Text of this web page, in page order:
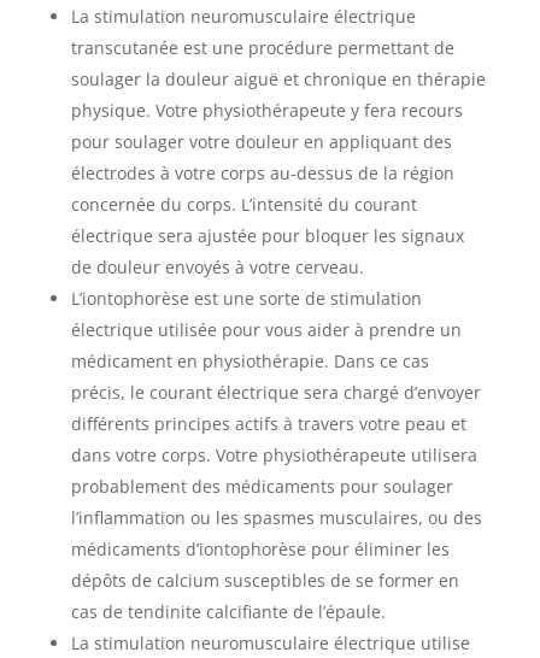
La stimulation neuromusculaire électrique
transcutanée est une procédure permettant de
soulager la douleur aiguë et chronique en thérapie
physique. Votre physiothérapeute y fera recours
pour soulager votre douleur en appliquant des
électrodes à votre corps au-dessus de la région
concernée du corps. L’intensité du courant
électrique sera ajustée pour bloquer les signaux
de douleur envoyés à votre cerveau.
L’iontophorèse est une sorte de stimulation
électrique utilisée pour vous aider à prendre un
médicament en physiothérapie. Dans ce cas
précis, le courant électrique sera chargé d’envoyer
différents principes actifs à travers votre peau et
dans votre corps. Votre physiothérapeute utilisera
probablement des médicaments pour soulager
l’inflammation ou les spasmes musculaires, ou des
médicaments d’iontophorèse pour éliminer les
dépôts de calcium susceptibles de se former en
cas de tendinite calcifiante de l’épaule.
La stimulation neuromusculaire électrique utilise